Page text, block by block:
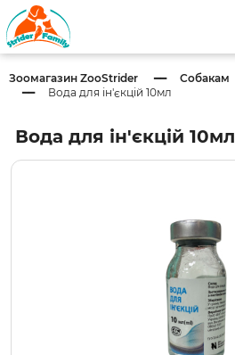
Зоомагазин ZooStrider Собакам
Вода для ін'єкцій 10мл
Вода для ін'єкцій 10мл